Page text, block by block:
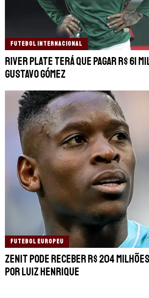
FUTEBOL INTERNACIONAL
River Plate terá que pagar R$ 61
Gustavo Gómez
FUTEBOL EUROPEU
Zenit pode receber R$ 204
por Luiz Henrique